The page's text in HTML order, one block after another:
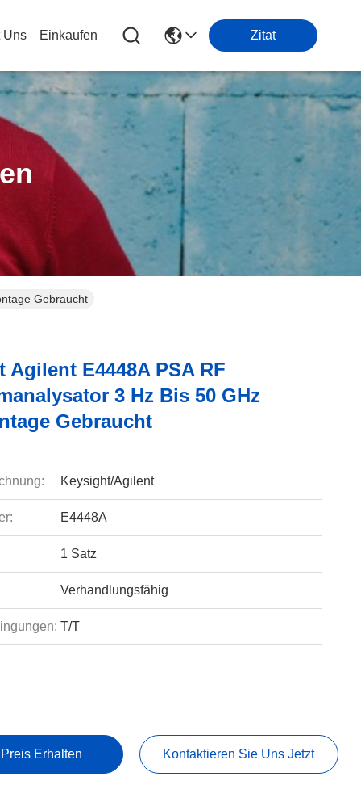
Uns Einkaufen Zitat
Gebraucht
Agilent E4448A PSA RF
3 Hz Bis 50 GHz
Gebraucht
Keysight/Agilent
E4448A
1 Satz
Verhandlungsfähig
T/T
Erhalten Kontaktieren Sie Uns Jetzt